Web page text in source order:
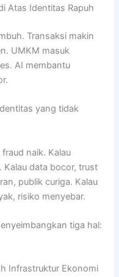
Atas Identitas Rapuh
Transaksi makin
UMKM masuk
AI membantu
yang tidak
naik. Kalau
Kalau data bocor, trust
publik curiga. Kalau
risiko menyebar.
tiga hal:
Infrastruktur Ekonomi